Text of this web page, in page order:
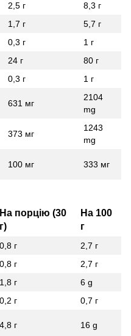
2,5 г
8,3 г
1,7 г
5,7 г
0,3 г
1 г
24 г
80 г
0,3 г 1 г
631 мг
2104
mg
373 мг
1243
mg
100 мг 333 мг
На порцію (30
г)
На 100
г
0,8 г
2,7 г
0,8 г
2,7 г
1,8 г
6 g
0,2 г
0,7 г
4,8 г 16 g